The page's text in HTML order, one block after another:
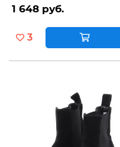
1 648 руб.
3